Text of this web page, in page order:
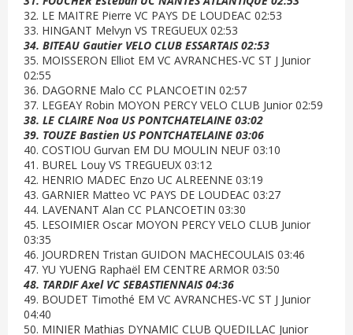
32. LE MAITRE Pierre VC PAYS DE LOUDEAC 02:53
33. HINGANT Melvyn VS TREGUEUX 02:53
34. BITEAU Gautier VELO CLUB ESSARTAIS 02:53
35. MOISSERON Elliot EM VC AVRANCHES-VC ST J Junior
02:55
36. DAGORNE Malo CC PLANCOETIN 02:57
37. LEGEAY Robin MOYON PERCY VELO CLUB Junior 02:59
38. LE CLAIRE Noa US PONTCHATELAINE 03:02
39. TOUZE Bastien US PONTCHATELAINE 03:06
40. COSTIOU Gurvan EM DU MOULIN NEUF 03:10
41. BUREL Louy VS TREGUEUX 03:12
42. HENRIO MADEC Enzo UC ALREENNE 03:19
43. GARNIER Matteo VC PAYS DE LOUDEAC 03:27
44. LAVENANT Alan CC PLANCOETIN 03:30
45. LESOIMIER Oscar MOYON PERCY VELO CLUB Junior
03:35
46. JOURDREN Tristan GUIDON MACHECOULAIS 03:46
47. YU YUENG Raphaël EM CENTRE ARMOR 03:50
48. TARDIF Axel VC SEBASTIENNAIS 04:36
49. BOUDET Timothé EM VC AVRANCHES-VC ST J Junior
04:40
50. MINIER Mathias DYNAMIC CLUB QUEDILLAC Junior